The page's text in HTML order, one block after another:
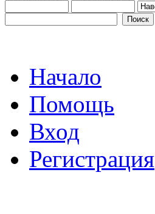
Начало
Помощь
Вход
Регистрация